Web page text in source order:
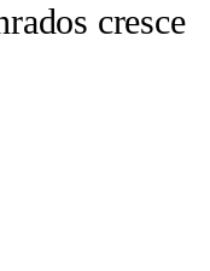
cresce